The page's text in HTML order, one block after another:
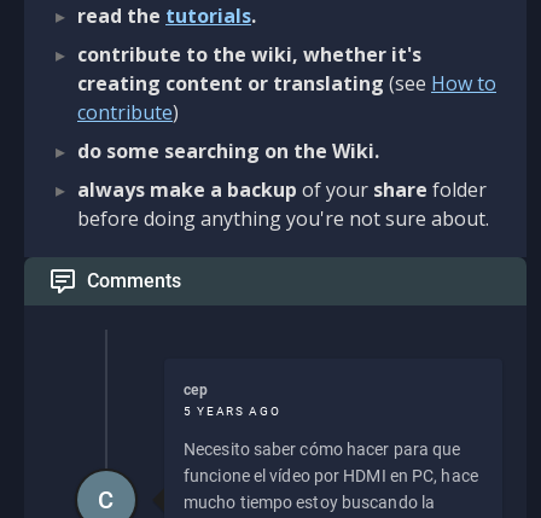
read the tutorials.
contribute to the wiki, whether it's
creating content or translating (see How to
contribute)
do some searching on the Wiki.
always make a backup of your share folder
before doing anything you're not sure about.
Comments
cep
5 YEARS AGO
Necesito saber cómo hacer para que
funcione el vídeo por HDMI en PC, hace
mucho tiempo estoy buscando la
C